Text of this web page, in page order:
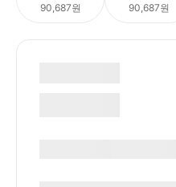
90,687원 90,687원